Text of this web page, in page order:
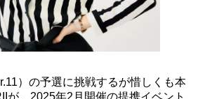
）の予選に挑戦するが惜しくも本